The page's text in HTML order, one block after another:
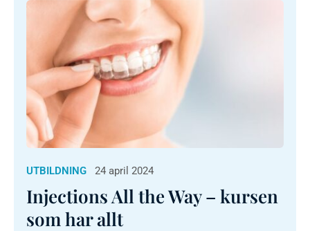
UTBILDNING 24 april 2024
Injections All the Way – kursen
som har allt